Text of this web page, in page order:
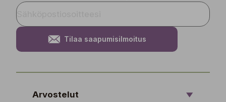
Tilaa saapumisilmoitus
Arvostelut